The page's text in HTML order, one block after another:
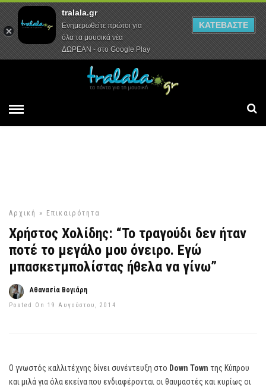
Αρχική Συνεντεύξεις Ρεπορτάζ
Αρχική » Επικαιρότητα
Χρήστος Χολίδης: “Το τραγούδι δεν ήταν
ποτέ το μεγάλο μου όνειρο. Εγώ
μπασκετμπολίστας ήθελα να γίνω”
Αθανασία Βογιάρη
Posted On 19 Αυγούστου, 2014
Ο γνωστός καλλιτέχνης δίνει συνέντευξη στο Down Town της Κύπρου
και μιλά για όλα εκείνα που ενδιαφέρονται οι θαυμαστές και κυρίως οι
tralala.gr
Ενημερωθείτε πρώτοι για
όλα τα μουσικά νέα
ΔΩΡΕΑΝ - στο Google Play
ΚΑΤΕΒΑΣΤΕ